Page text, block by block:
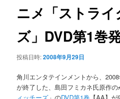
ョ
ニメ「ストラ
ズ」DVD第1巻
投稿日時:2008年9月29日
角川エンタテインメントから、
が終了した、島田フミカネ氏原作の